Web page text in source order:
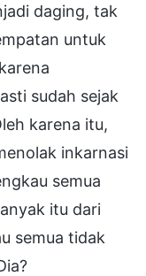
daging, tak
untuk
sudah sejak
karena itu,
inkarnasi
semua
itu dari
semua tidak